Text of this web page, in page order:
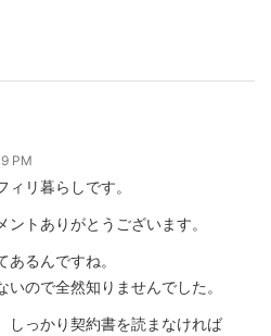
PM
ィリ暮らしです。
ントありがとうございます。
あるんですね。
いので全然知りませんでした。
しっかり契約書を読まなければ